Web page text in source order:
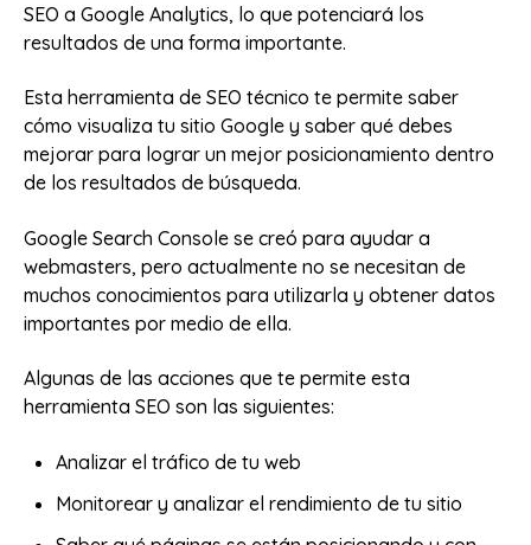
SEO a Google Analytics, lo que potenciará los
resultados de una forma importante.
Esta herramienta de SEO técnico te permite saber
cómo visualiza tu sitio Google y saber qué debes
mejorar para lograr un mejor posicionamiento dentro
de los resultados de búsqueda.
Google Search Console se creó para ayudar a
webmasters, pero actualmente no se necesitan de
muchos conocimientos para utilizarla y obtener datos
importantes por medio de ella.
Algunas de las acciones que te permite esta
herramienta SEO son las siguientes:
Analizar el tráfico de tu web
Monitorear y analizar el rendimiento de tu sitio